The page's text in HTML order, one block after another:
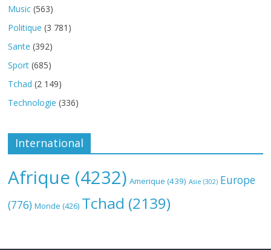
Music (563)
Politique (3 781)
Sante (392)
Sport (685)
Tchad (2 149)
Technologie (336)
International
Afrique (4232) Amerique (439) Asie (302) Europe
(776) Monde (426) Tchad (2139)